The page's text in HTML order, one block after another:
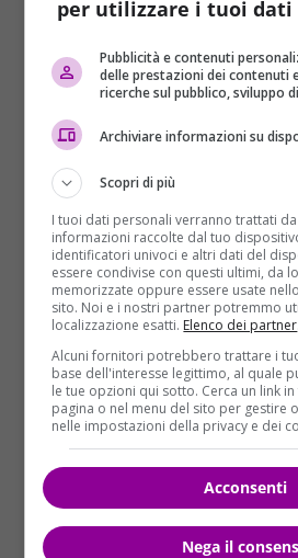
erano da tempo conflittuali, ma
erano aggravate negli ultimi anni.
parlato in maniera chiara di
“NON VOGLIONO CHE SIA COME LE
I familiari, sostiene ancora il
sopportavano che
le sue coetanee italiane , che
comportasse come loro. “Mi
noi, se muori è meglio… Vuoi
amiche italiane, solo le poco di
come te'”.Sopraffazioni di cui
L’adolescente ha raccontato che
la difendeva, anzi incoraggiava
picchiarla.
per utilizzare i tuoi dati
Pubblicità e contenuti
delle prestazioni dei contenuti
ricerche sul pubblico, sviluppo
Archiviare informazioni su
Scopri di più
I tuoi dati personali verranno trattati
informazioni raccolte dal tuo
identificatori univoci e altri dati del
essere condivise con questi ultimi, da
memorizzate oppure essere usate
sito. Noi e i nostri partner potremmo
localizzazione esatti. Elenco dei partner
Alcuni fornitori potrebbero trattare i
base dell'interesse legittimo, al quale
le tue opzioni qui sotto. Cerca un link
pagina o nel menu del sito per gestire
nelle impostazioni della privacy e dei
Acconsenti
Nega il